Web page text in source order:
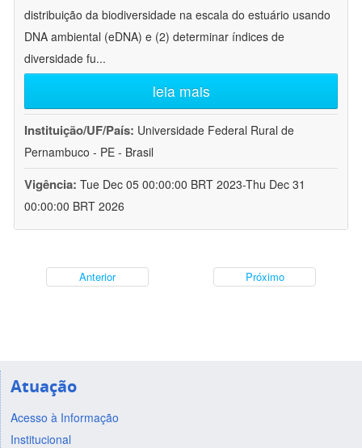
distribuição da biodiversidade na escala do estuário usando
DNA ambiental (eDNA) e (2) determinar índices de
diversidade fu...
leia mais
Instituição/UF/País: Universidade Federal Rural de
Pernambuco - PE - Brasil
Vigência: Tue Dec 05 00:00:00 BRT 2023-Thu Dec 31
00:00:00 BRT 2026
Anterior Próximo
Atuação
Acesso à Informação
Institucional